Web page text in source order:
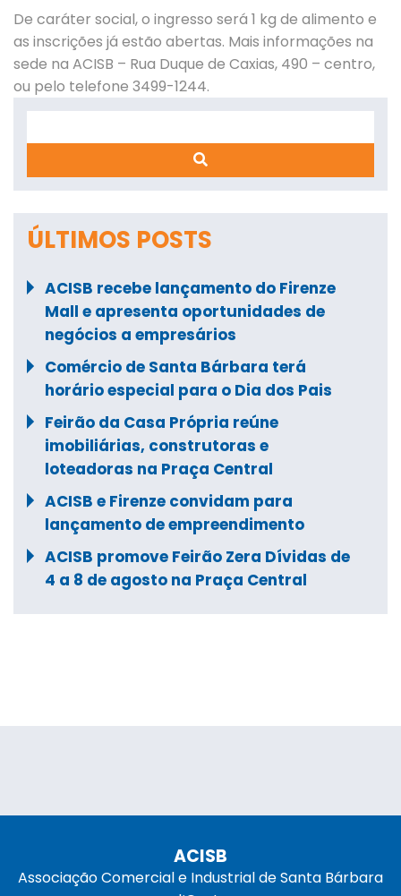
De caráter social, o ingresso será 1 kg de alimento e
as inscrições já estão abertas. Mais informações na
sede na ACISB – Rua Duque de Caxias, 490 – centro,
ou pelo telefone 3499-1244.
ÚLTIMOS POSTS
ACISB recebe lançamento do Firenze
Mall e apresenta oportunidades de
negócios a empresários
Comércio de Santa Bárbara terá
horário especial para o Dia dos Pais
Feirão da Casa Própria reúne
imobiliárias, construtoras e
loteadoras na Praça Central
ACISB e Firenze convidam para
lançamento de empreendimento
ACISB promove Feirão Zera Dívidas de
4 a 8 de agosto na Praça Central
ACISB
Associação Comercial e Industrial de Santa Bárbara